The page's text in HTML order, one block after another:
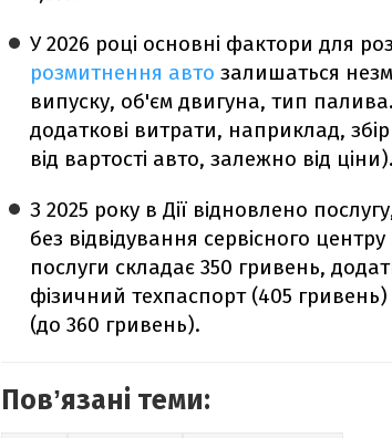
У 2026 році основні фактори для
розмитнення авто залишаться
випуску, об'єм двигуна, тип
додаткові витрати, наприклад,
від вартості авто, залежно від ціни).
З 2025 року в Дії відновлено
без відвідування сервісного
послуги складає 350 гривень,
фізичний техпаспорт (405
(до 360 гривень).
Повʼязані теми: